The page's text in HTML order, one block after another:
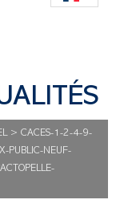
> CACES-1-2-4-9-
PUBLIC-NEUF-